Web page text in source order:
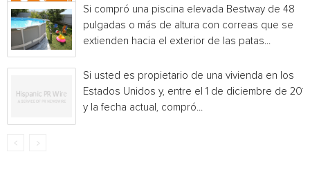
Si compró una piscina elevada Bestway de 48
pulgadas o más de altura con correas que se
extienden hacia el exterior de las patas...
Si usted es propietario de una vivienda en los
Estados Unidos y, entre el 1 de diciembre de
y la fecha actual, compró...